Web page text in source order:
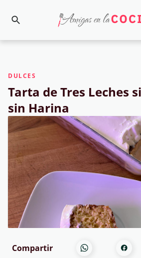
DULCES
Tarta de Tres Leches
sin Harina
Compartir